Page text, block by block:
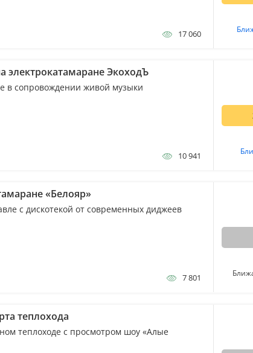
17 060
ЭкоходЪ
в сопровождении живой музыки
10 941
«Белояр»
с дискотекой от современных диджеев
7 801
теплохода
теплоходе с просмотром шоу «Алые